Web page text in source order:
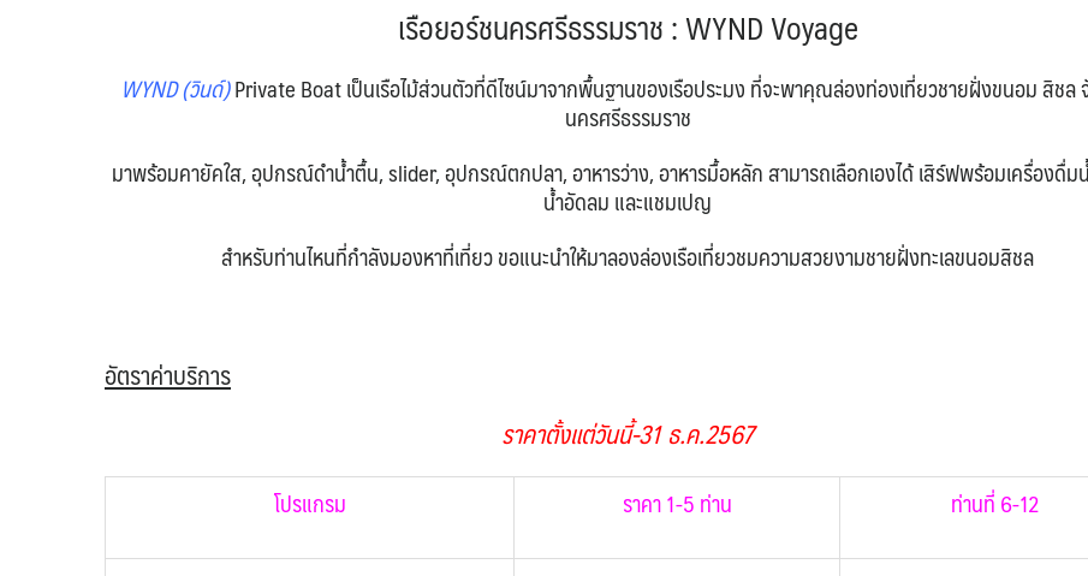
เรือยอร์ชนครศรีธรรมราช : WYND Voyage
WYND (วินด์)Private Boat เป็นเรือไม้ส่วนตัวที่ดีไซน์มาจากพื้นฐานของเรือประมง ที่จะพาคุณล่องท่องเที่ยวชายฝั่งขนอม สิชล
นครศรีธรรมราช
มาพร้อมคายัคใส, อุปกรณ์ดำน้ำตื้น, slider, อุปกรณ์ตกปลา, อาหารว่าง, อาหารมื้อหลัก สามารถเลือกเองได้ เสิร์ฟพร้อมเครื่องดื่ม
น้ำอัดลม และแชมเปญ
สำหรับท่านไหนที่กำลังมองหาที่เที่ยว ขอแนะนำให้มาลองล่องเรือเที่ยวชมความสวยงามชายฝั่งทะเลขนอมสิชล
อัตราค่าบริการ
ราคาตั้งแต่วันนี้-31 ธ.ค.2567
โปรแกรม ราคา 1-5 ท่าน ท่านที่ 6-12